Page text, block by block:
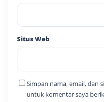
Situs Web
Simpan nama, email, dan
untuk komentar saya